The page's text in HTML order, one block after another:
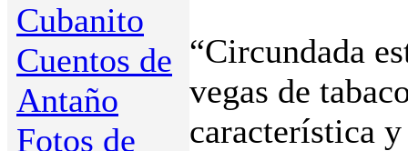
Cubanito
Cuentos de
Antaño
Fotos de
“Circundada
vegas de
característica